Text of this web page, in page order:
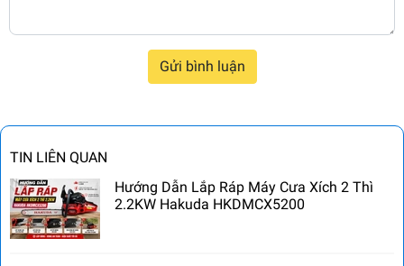
TIN LIÊN QUAN
Hướng Dẫn Lắp Ráp Máy Cưa Xích 2 Thì
2.2KW Hakuda HKDMCX5200
Gửi bình luận